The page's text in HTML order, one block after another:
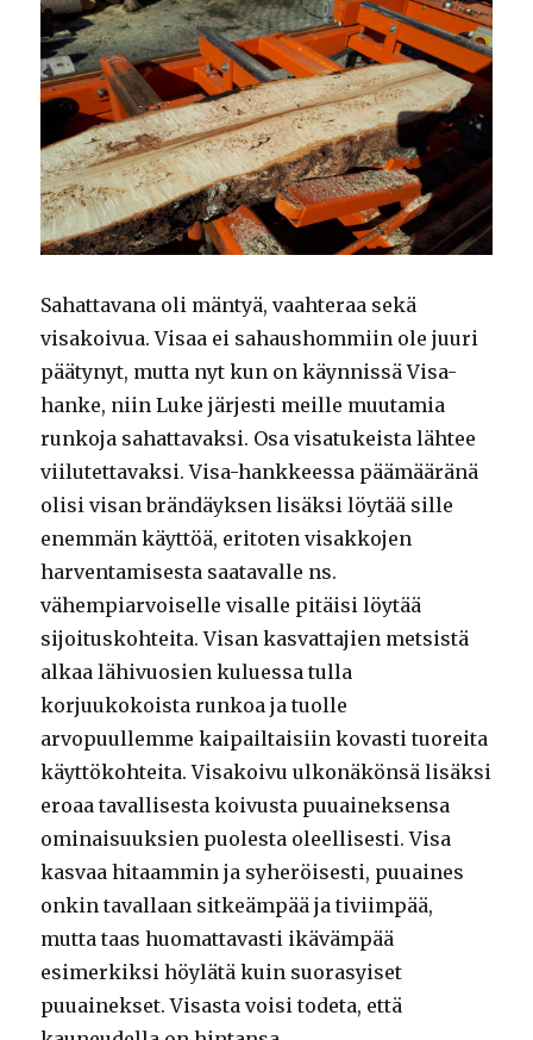
Sahattavana oli mäntyä, vaahteraa sekä
visakoivua. Visaa ei sahaushommiin ole juuri
päätynyt, mutta nyt kun on käynnissä Visa-
hanke, niin Luke järjesti meille muutamia
runkoja sahattavaksi. Osa visatukeista lähtee
viilutettavaksi. Visa-hankkeessa päämääränä
olisi visan brändäyksen lisäksi löytää sille
enemmän käyttöä, eritoten visakkojen
harventamisesta saatavalle ns.
vähempiarvoiselle visalle pitäisi löytää
sijoituskohteita. Visan kasvattajien metsistä
alkaa lähivuosien kuluessa tulla
korjuukokoista runkoa ja tuolle
arvopuullemme kaipailtaisiin kovasti tuoreita
käyttökohteita. Visakoivu ulkonäkönsä lisäksi
eroaa tavallisesta koivusta puuaineksensa
ominaisuuksien puolesta oleellisesti. Visa
kasvaa hitaammin ja syheröisesti, puuaines
onkin tavallaan sitkeämpää ja tiviimpää,
mutta taas huomattavasti ikävämpää
esimerkiksi höylätä kuin suorasyiset
puuainekset. Visasta voisi todeta, että